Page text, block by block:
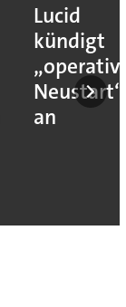
Lucid
kündigt
Neustart“
an